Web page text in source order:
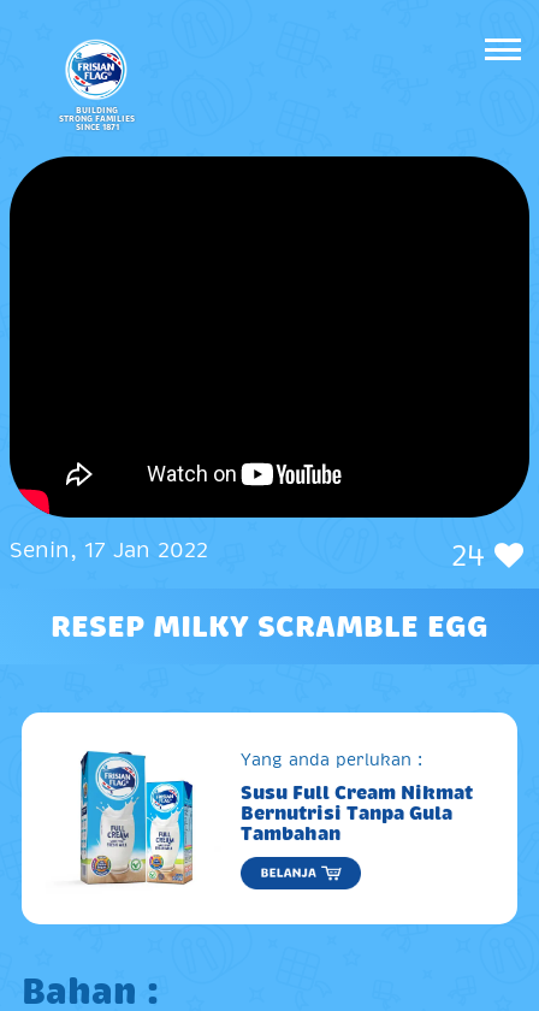
BUILDING
STRONG FAMILIES
SINCE 1871
Senin, 17 Jan 2022 24
RESEP MILKY SCRAMBLE EGG
Yang anda perlukan :
Susu Full Cream Nikmat
Bernutrisi Tanpa Gula
Tambahan
Bahan :